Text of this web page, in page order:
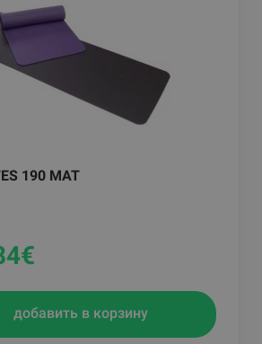
190 MAT
€
добавить в корзину